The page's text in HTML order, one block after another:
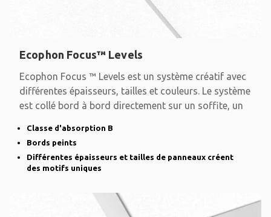
Ecophon Focus™ Levels
Ecophon Focus ™ Levels est un système créatif avec
différentes épaisseurs, tailles et couleurs. Le système
est collé bord à bord directement sur un soffite, un
Classe d'absorption B
Bords peints
Différentes épaisseurs et tailles de panneaux créent
des motifs uniques